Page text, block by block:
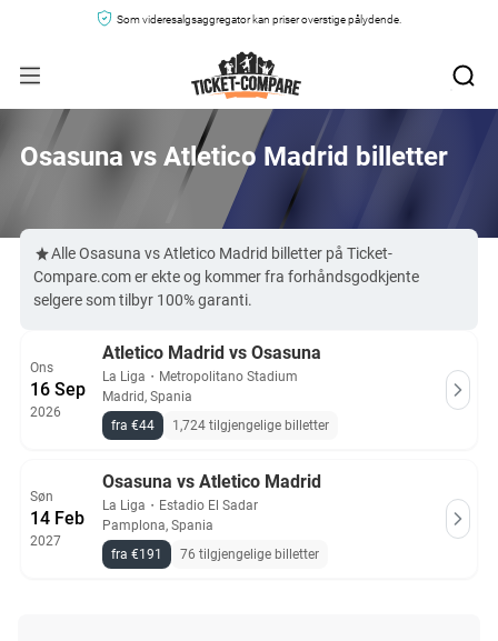
Som videresalgsaggregator kan priser overstige pålydende.
Osasuna vs Atletico Madrid billetter
Alle Osasuna vs Atletico Madrid billetter på Ticket-
Compare.com er ekte og kommer fra forhåndsgodkjente
selgere som tilbyr 100% garanti.
Ons
16 Sep
2026
Atletico Madrid vs Osasuna
La Liga ・ Metropolitano Stadium
Madrid, Spania
fra €44
1,724 tilgjengelige billetter
Søn
14 Feb
2027
Osasuna vs Atletico Madrid
La Liga ・ Estadio El Sadar
Pamplona, Spania
fra €191
76 tilgjengelige billetter